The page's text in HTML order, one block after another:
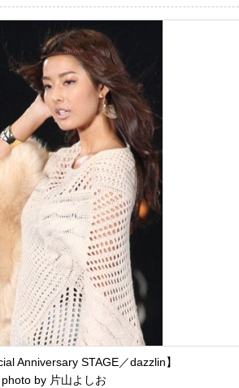
Anniversary STAGE／dazzlin】
photo by 片山よしお